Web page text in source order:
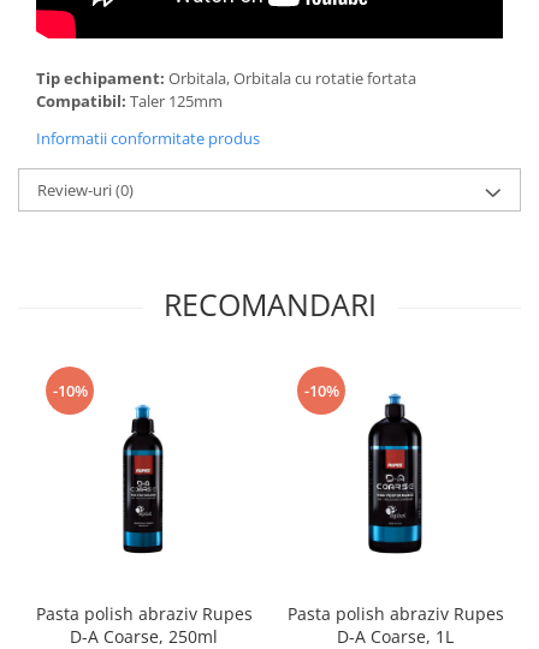
Tip echipament: Orbitala, Orbitala cu rotatie fortata
Compatibil: Taler 125mm
Informatii conformitate produs
Review-uri(0)
RECOMANDARI
-10%
Pasta polish abraziv Rupes
D-A Coarse, 250ml
-10%
Pasta polish abraziv Rupes
D-A Coarse, 1L